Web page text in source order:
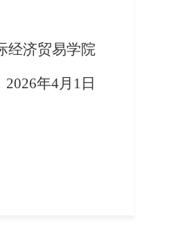
经济贸易学院
4月 1日